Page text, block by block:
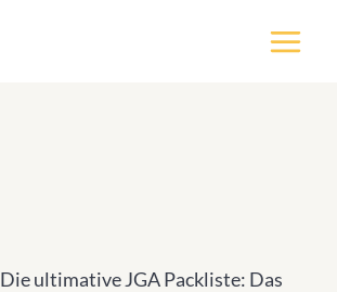
Die ultimative JGA Packliste: Das